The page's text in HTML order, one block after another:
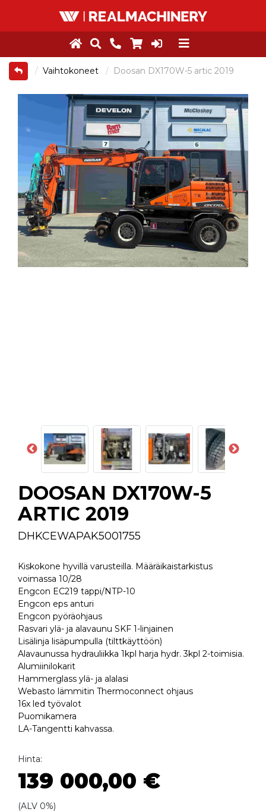
Vaihtokoneet Doosan DX170W-5 artic 2019
DOOSAN DX170W-5
ARTIC 2019
DHKCEWAPAK5001755
Kiskokone hyvillä varusteilla. Määräikaistarkistus
voimassa 10/28
Engcon EC219 tappi/NTP-10
Engcon eps anturi
Engcon pyöräohjaus
Rasvari ylä- ja alavaunu SKF 1-linjainen
Lisälinja lisäpumpulla (tilttkäyttöön)
Alavaunussa hydrauliikka 1kpl harja hydr. 3kpl 2-toimisia.
Alumiinilokarit
Hammerglass ylä- ja alalasi
Webasto lämmitin Thermoconnect ohjaus
16x led työvalot
Puomikamera
LA-Tangentti kahvassa.
Hinta:
139 000,00 €
(ALV 0%)